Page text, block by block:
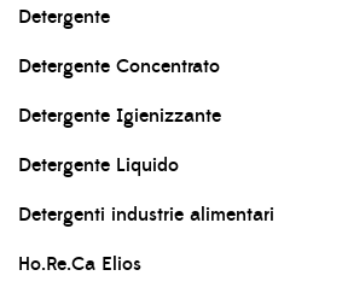
Detergente
Detergente Concentrato
Detergente Igienizzante
Detergente Liquido
Detergenti industrie alimentari
Ho.Re.Ca Elios